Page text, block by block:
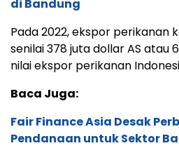
di Bandung
Pada 2022, ekspor perikanan
senilai 378 juta dollar AS atau
nilai ekspor perikanan
Baca Juga:
Fair Finance Asia Desak
Pendanaan untuk Sektor